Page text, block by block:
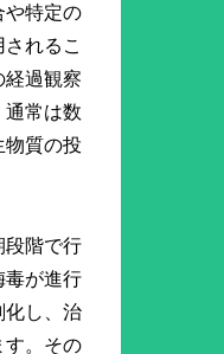
や特定の
れるこ
経過観察
通常は数
物質の投
段階で行
毒が進行
化し、治
す。その